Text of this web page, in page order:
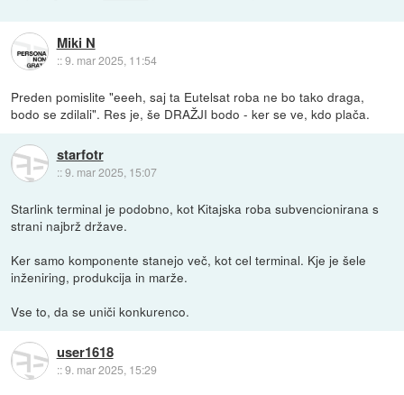
Miki N
::9. mar 2025, 11:54
Preden pomislite "eeeh, saj ta Eutelsat roba ne bo tako draga,
bodo se zdilali". Res je, še DRAŽJI bodo - ker se ve, kdo plača.
starfotr
::9. mar 2025, 15:07
Starlink terminal je podobno, kot Kitajska roba subvencionirana s
strani najbrž države.
Ker samo komponente stanejo več, kot cel terminal. Kje je šele
inženiring, produkcija in marže.
Vse to, da se uniči konkurenco.
user1618
::9. mar 2025, 15:29